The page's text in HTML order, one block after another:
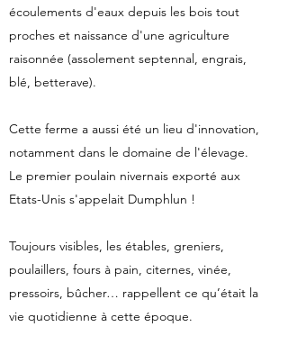
écoulements d'eaux depuis les bois tout
proches et naissance d'une agriculture
raisonnée (assolement septennal, engrais,
blé, betterave).
Cette ferme a aussi été un lieu d'innovation,
notamment dans le domaine de l'élevage.
Le premier poulain nivernais exporté aux
Etats-Unis s'appelait Dumphlun !
Toujours visibles, les étables, greniers,
poulaillers, fours à pain, citernes, vinée,
pressoirs, bûcher… rappellent ce qu’était la
vie quotidienne à cette époque.